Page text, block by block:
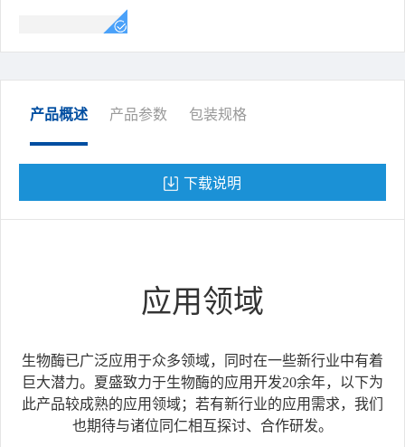
产品概述 产品参数 包装规格
下载说明
应用领域
生物酶已广泛应用于众多领域，同时在一些新行业中有着
巨大潜力。夏盛致力于生物酶的应用开发20余年，以下为
此产品较成熟的应用领域；若有新行业的应用需求，我们
也期待与诸位同仁相互探讨、合作研发。